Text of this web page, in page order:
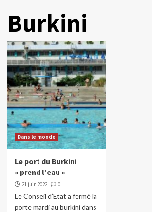
Burkini
Dans le monde
Le port du Burkini
« prend l’eau »
21 juin 2022 0
Le Conseil d’Etat a fermé la
porte mardi au burkini dans